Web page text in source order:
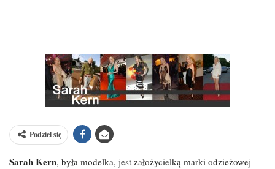
Podziel się
Sarah Kern, była modelka, jest założycielką marki odzieżowej